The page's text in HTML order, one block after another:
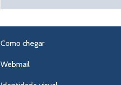
Como chegar
Webmail